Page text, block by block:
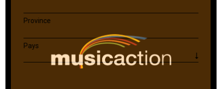
Province
Pays